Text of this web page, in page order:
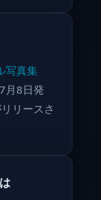
写真集
月8日発
リースさ